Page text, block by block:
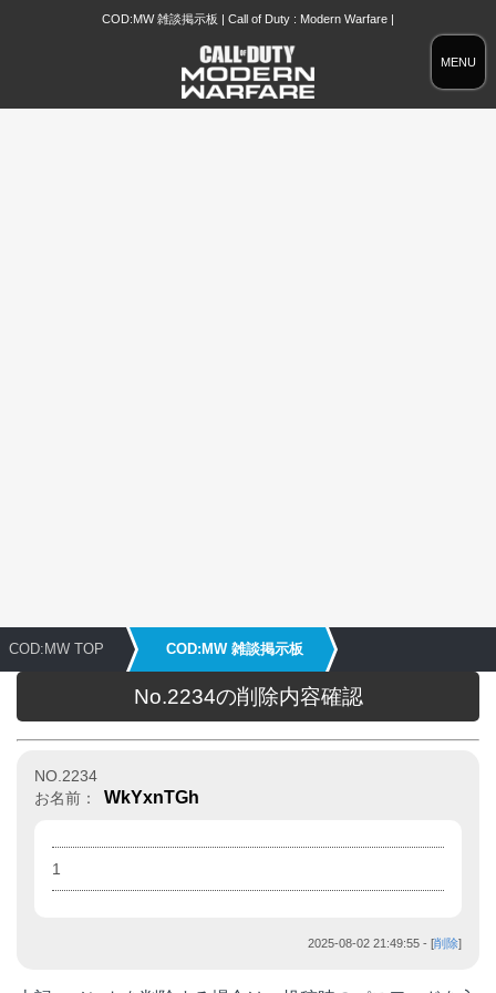
MENU
COD:MW 雑談掲示板 | Call of Duty : Modern Warfare |
COD:MW TOP COD:MW 雑談掲示板
No.2234の削除内容確認
NO.2234
お名前：
WkYxnTGh
1
2025-08-02 21:49:55 - [削除]